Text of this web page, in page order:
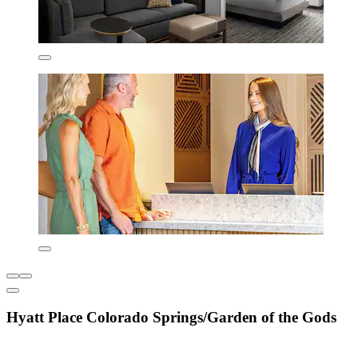
Hyatt Place Colorado Springs/Garden of the Gods